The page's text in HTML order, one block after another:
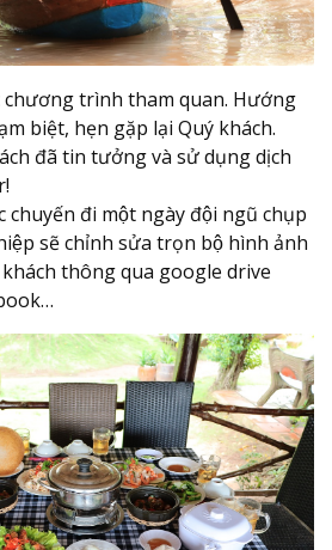
chương trình tham quan. Hướng
biệt, hẹn gặp lại Quý khách.
đã tin tưởng và sử dụng dịch
chuyến đi một ngày đội ngũ chụp
sẽ chỉnh sửa trọn bộ hình ảnh
thông qua google drive